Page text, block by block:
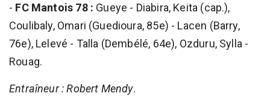
- FC Mantois 78 : Gueye - Diabira, Keita (cap.),
Coulibaly, Omari (Guedioura, 85e) - Lacen (Barry,
76e), Lelevé - Talla (Dembélé, 64e), Ozduru, Sylla -
Rouag.
Entraîneur : Robert Mendy.